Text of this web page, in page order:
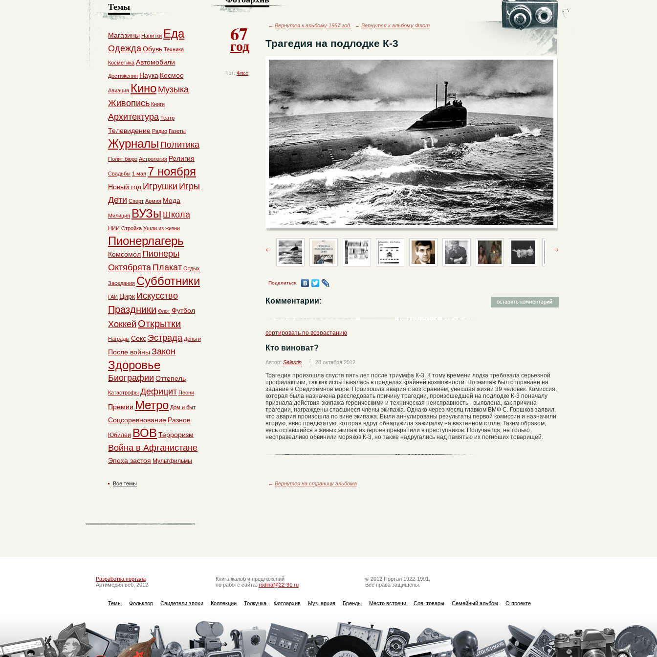
67
год
Тэг: Флот
← Вернутся к альбому 1967 год ← Вернутся к альбому Флот
Трагедия на подлодке К-3
Поделиться
Комментарии:
сортировать по возрастанию
Кто виноват?
Автор: Selestin 28 октября 2012
Трагедия произошла спустя пять лет после триумфа К-3. К тому времени лодка требовала серьезной
профилактики, так как испытывалась в пределах крайней возможности. Но экипаж был отправлен на
задание в Средиземное море. Произошла авария с возгоранием, унесшая жизни 39 человек. Комиссия,
которая была назначена расследовать причину трагедии, произошедшей на подлодке К-3 поначалу
признала действия экипажа героическими и техническая неисправность - выявлена, как причина
трагедии, награждены спасшиеся члены экипажа. Однако через месяц главком ВМФ С. Горшков заявил,
что авария произошла по вине экипажа. Были аннулированы результаты первой комиссии и назначили
вторую, явно предвзятую, которая вдруг обнаружила зажигалку на вахтенном столе. Таким образом,
весь оставшийся в живых экипаж из героев превратили в преступников. Получается, не только
несправедливо обвинили моряков К-3, но также надругались над памятью их погибших товарищей.
← Вернутся на страницу альбома
Темы
Магазины Напитки Еда
ОдеждаОбувь Техника
Косметика Автомобили
Достижения Наука Космос
Авиация Кино Музыка
Живопись Книги
Архитектура Театр
Телевидение Радио Газеты
Журналы Политика
Полит бюро Астрология Религия
Свадьбы 1 мая 7 ноября
Новый год Игрушки Игры
Дети Спорт Армия Мода
Милиция ВУЗы Школа
НИИ Стройка Ушли из жизни
Пионерлагерь
Комсомол Пионеры
Октябрята Плакат Отдых
Заседания Субботники
ГАИ Цирк Искусство
Праздники Флот Футбол
Хоккей Открытки
Награды Секс Эстрада Деньги
После войны Закон
Здоровье
Биографии Оттепель
Катастрофы Дефицит Песни
Премии Метро Дом и быт
Соцсоревнование Разное
Юбилеи ВОВ Терроризм
Война в Афганистане
Эпоха застоя Мультфильмы
Все темы
Разработка портала
Артимедия веб, 2012
Книга жалоб и предложений
по работе сайта: rodina@22-91.ru
© 2012 Портал 1922-1991.
Все права защищены.
Темы Фольклор Свидетели эпохи Коллекции Толкучка Фотоархив Муз. архив Бренды Место встречи Сов. товары Семейный альбом О проекте